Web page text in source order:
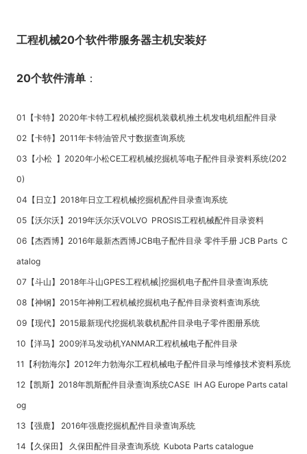
工程机械20个软件带服务器主机安装好
20个软件清单 ：
01【卡特】2020年卡特工程机械挖掘机装载机推土机发电机组配件目录
02【卡特】2011年卡特油管尺寸数据查询系统
03【小松 】2020年小松CE工程机械挖掘机等电子配件目录资料系统(202
0)
04【日立】2018年日立工程机械挖掘机配件目录查询系统
05【沃尔沃】2019年沃尔沃VOLVO PROSIS工程机械配件目录资料
06【杰西博】2016年最新杰西博JCB电子配件目录 零件手册 JCB Parts C
atalog
07【斗山】2018年斗山GPES工程机械|挖掘机电子配件目录查询系统
08【神钢】2015年神刚工程机械挖掘机电子配件目录资料查询系统
09【现代】2015最新现代挖掘机装载机配件目录电子零件图册系统
10【洋马】2009洋马发动机YANMAR工程机械电子配件目录
11【利勃海尔】2012年力勃海尔工程机械电子配件目录与维修技术资料系统
12【凯斯】2018年凯斯配件目录查询系统CASE IH AG Europe Parts catal
og
13【强鹿】 2016年强鹿挖掘机配件目录查询系统
14【久保田】 久保田配件目录查询系统 Kubota Parts catalogue